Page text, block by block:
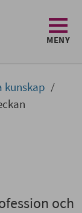
MENY
kunskap
och